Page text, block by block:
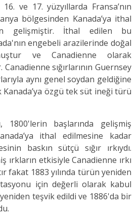
16. ve 17. yüzyıllarda Fransa’nın
bölgesinden Kanada’ya ithal
gelişmiştir. İthal edilen bu
engebeli arazilerinde doğal
ve Canadienne olarak
Canadienne sığırlarının Guernsey
aynı genel soydan geldiğine
Kanada’ya özgü tek süt ineği türü
1800'lerin başlarında gelişmiş
ithal edilmesine kadar
baskın sütçü sığır ırkıydı.
ırkların etkisiyle Canadienne ırkı
fakat 1883 yılında türün yeniden
için değerli olarak kabul
teşvik edildi ve 1886'da bir